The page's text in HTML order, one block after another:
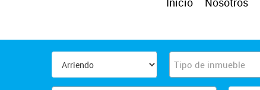
Tipo de inmueble